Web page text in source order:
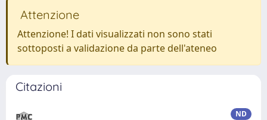
Attenzione
Attenzione! I dati visualizzati non sono stati
sottoposti a validazione da parte dell'ateneo
Citazioni
ND